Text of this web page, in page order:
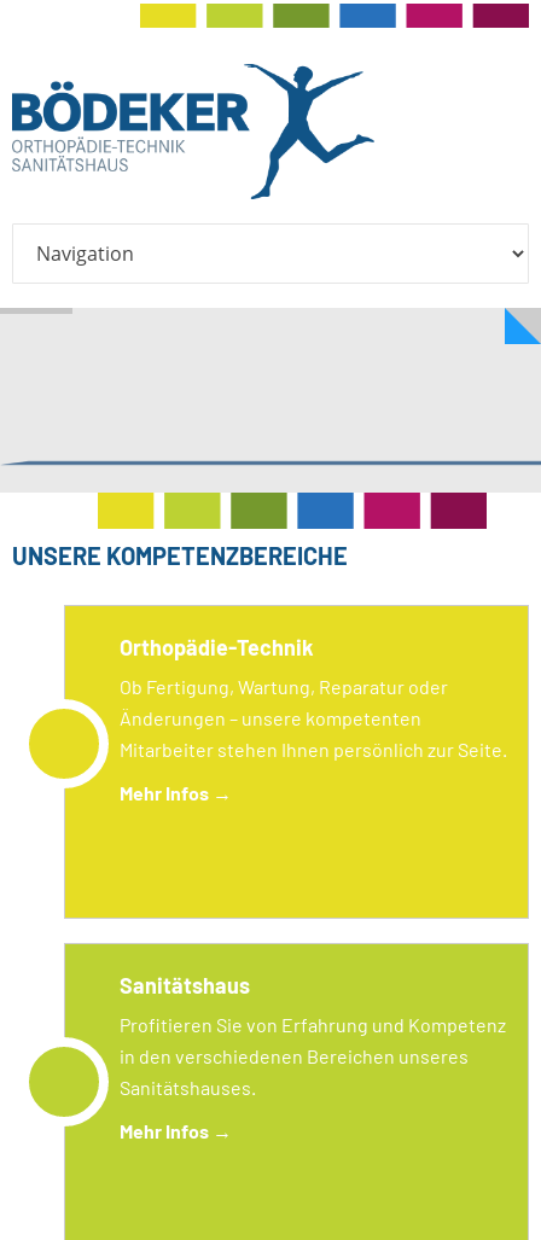
Weil Mobilitätallesist!
UNSERE KOMPETENZBEREICHE
Orthopädie-Technik
Ob Fertigung, Wartung, Reparatur oder
Änderungen – unsere kompetenten
Mitarbeiter stehen Ihnen persönlich zur Seite.
Mehr Infos→
Sanitätshaus
Profitieren Sie von Erfahrung und Kompetenz
in den verschiedenen Bereichen unseres
Sanitätshauses.
Mehr Infos→